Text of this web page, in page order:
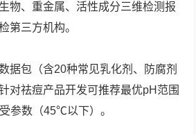
物、重金属、活性成分三维检测报
第三方机构。
据包（含20种常见乳化剂、防腐剂
对祛痘产品开发可推荐最优pH范围
参数（45℃以下）。